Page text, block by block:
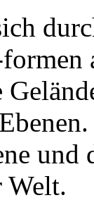
Welt.